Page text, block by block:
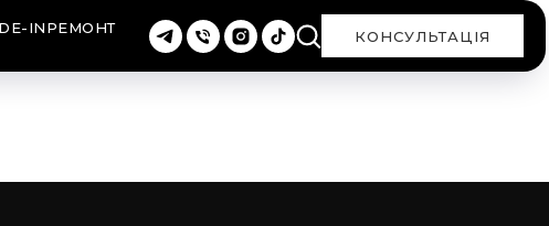
INРЕМОНТ
КОНСУЛЬТАЦІЯ